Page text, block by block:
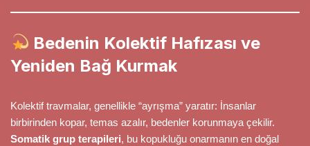
Bedenin Kolektif Hafızası ve
Yeniden Bağ Kurmak
Kolektif travmalar, genellikle “ayrışma” yaratır: İnsanlar
birbirinden kopar, temas azalır, bedenler korunmaya çekilir.
Somatik grup terapileri, bu kopukluğu onarmanın en doğal